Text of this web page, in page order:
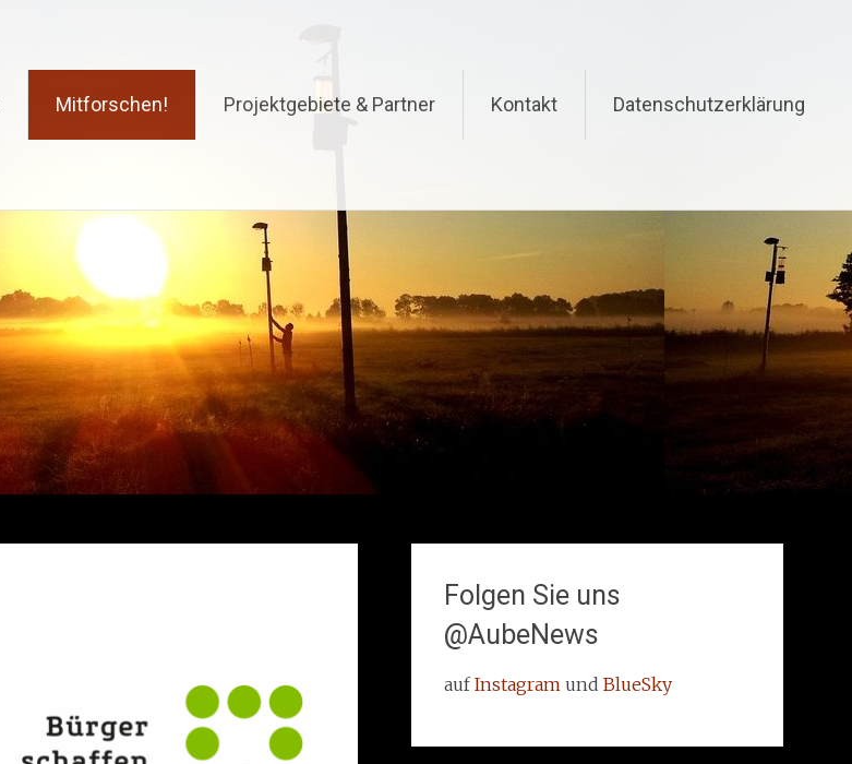
Mitforschen! Projektgebiete & Partner Kontakt Datenschutzerklärung
Folgen Sie uns
@AubeNews
aufInstagramund BlueSky